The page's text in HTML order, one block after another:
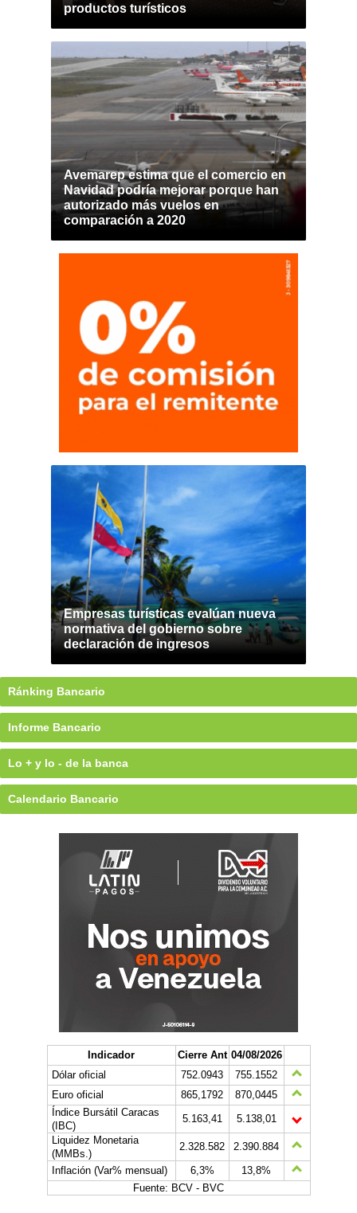
productos turísticos
Avemarep estima que el comercio en
Navidad podría mejorar porque han
autorizado más vuelos en
comparación a 2020
Empresas turísticas evalúan nueva
normativa del gobierno sobre
declaración de ingresos
Ránking Bancario
Informe Bancario
Lo + y lo - de la banca
Calendario Bancario
Indicador Cierre Ant 04/08/2026
Dólar oficial
752.0943
755.1552
Euro oficial
865,1792
870,0445
Índice Bursátil Caracas
(IBC)
5.163,41
5.138,01
Liquidez Monetaria
(MMBs.)
2.328.582
2.390.884
Inflación (Var% mensual)
6,3%
13,8%
Fuente: BCV - BVC